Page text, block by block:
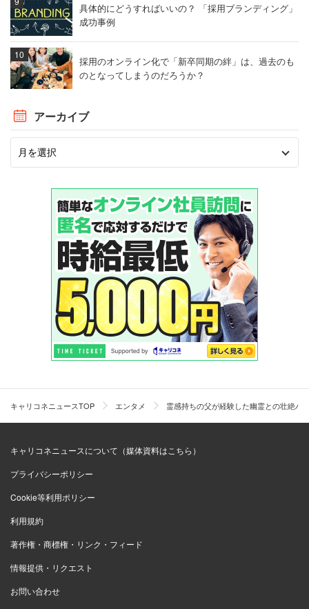
具体的にどうすればいいの？ 「採用ブランディング」
成功事例
採用のオンライン化で「新卒同期の絆」は、過去のも
のとなってしまうのだろうか？
アーカイブ
キャリコネニュースTOP エンタメ 霊感持ちの父が経験した幽霊との壮絶
キャリコネニュースについて（媒体資料はこちら）
プライバシーポリシー
Cookie等利用ポリシー
利用規約
著作権・商標権・リンク・フィード
情報提供・リクエスト
お問い合わせ